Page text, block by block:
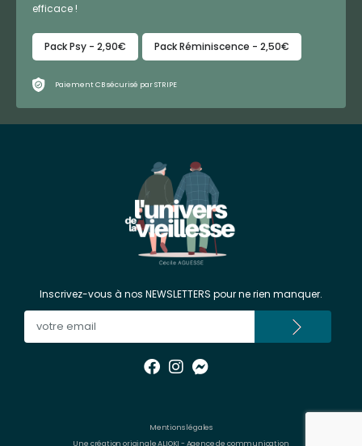
efficace !
Pack Psy - 2,90€ Pack Réminiscence - 2,50€
Paiement CB sécurisé par STRIPE
Inscrivez-vous à nos NEWSLETTERS pour ne rien manquer.
Mentions légales
Une création originale ALIOKI - Agence de communication